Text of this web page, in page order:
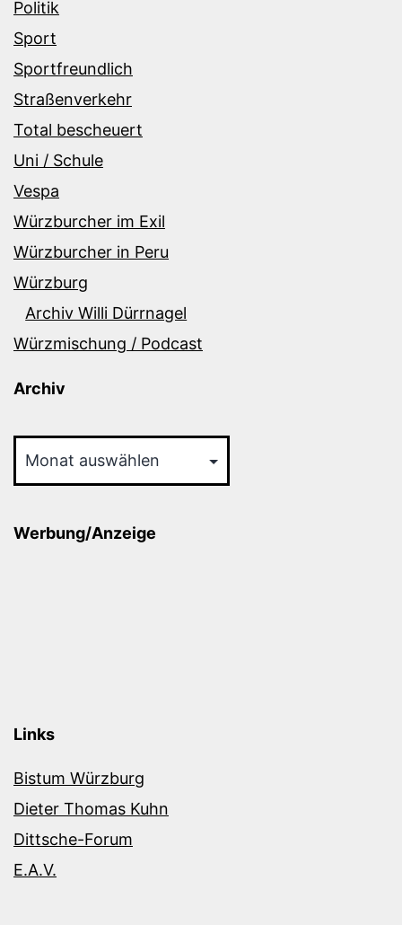
Politik
Sport
Sportfreundlich
Straßenverkehr
Total bescheuert
Uni / Schule
Vespa
Würzburcher im Exil
Würzburcher in Peru
Würzburg
Archiv Willi Dürrnagel
Würzmischung / Podcast
Archiv
Werbung/Anzeige
Links
Bistum Würzburg
Dieter Thomas Kuhn
Dittsche-Forum
E.A.V.